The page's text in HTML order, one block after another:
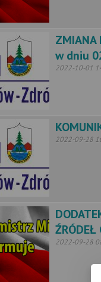
ZMIANA
w dniu
2022-10-01
2022-09-28
ŹRÓDEŁ
2022-09-28